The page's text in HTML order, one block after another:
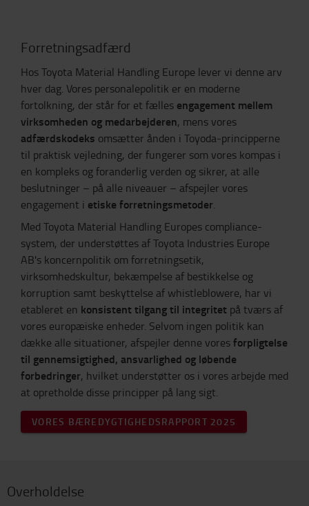
Forretningsadfærd
Hos Toyota Material Handling Europe lever vi denne arv
hver dag. Vores personalepolitik er en moderne
fortolkning, der står for et fælles engagement mellem
virksomheden og medarbejderen, mens vores
adfærdskodeks omsætter ånden i Toyoda-principperne
til praktisk vejledning, der fungerer som vores kompas i
en kompleks og foranderlig verden og sikrer, at alle
beslutninger – på alle niveauer – afspejler vores
engagement i etiske forretningsmetoder.
Med Toyota Material Handling Europes compliance-
system, der understøttes af Toyota Industries Europe
AB's koncernpolitik om forretningsetik,
virksomhedskultur, bekæmpelse af bestikkelse og
korruption samt beskyttelse af whistleblowere, har vi
etableret en konsistent tilgang til integritet på tværs af
vores europæiske enheder. Selvom ingen politik kan
dække alle situationer, afspejler denne voresforpligtelse
til gennemsigtighed, ansvarlighed og løbende
forbedringer, hvilket understøtter os i vores arbejde med
at opretholde disse principper på lang sigt.
VORES BÆREDYGTIGHEDSRAPPORT 2025
Overholdelse